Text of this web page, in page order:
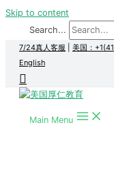
Skip to content
Search...
7/24真人客服 美国：
English
Main Menu